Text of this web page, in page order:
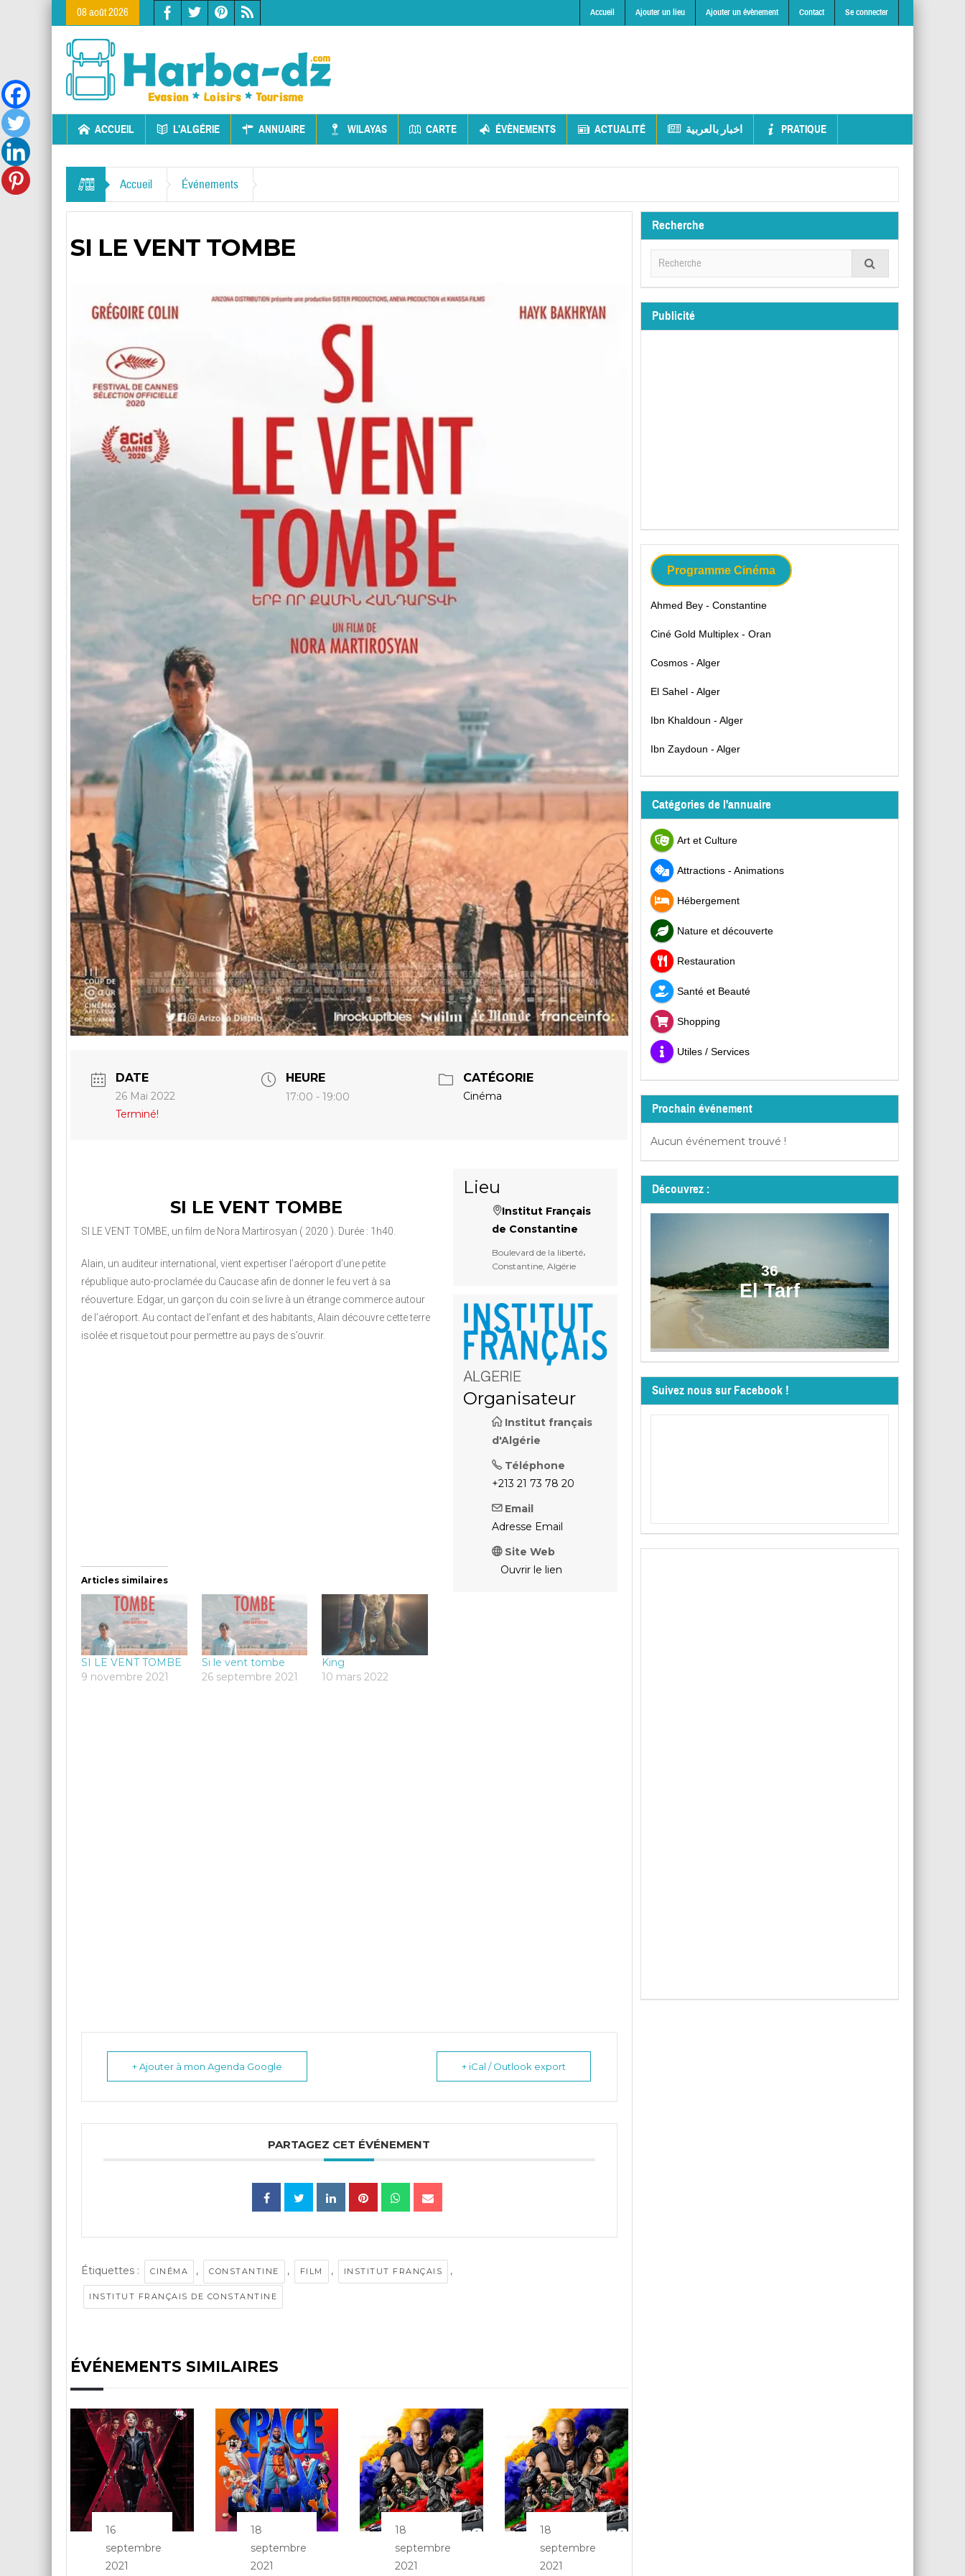
08 août 2026 Accueil Ajouter un lieu Ajouter un évènement Contact Se connecter
ACCUEIL L’ALGÉRIE ANNUAIRE WILAYAS CARTE ÉVÈNEMENTS ACTUALITÉ اخبار بالعربية PRATIQUE
Accueil Événements
SI LE VENT TOMBE
DATE
26 Mai 2022
Terminé!
HEURE
17:00 - 19:00
CATÉGORIE
Cinéma
SI LE VENT TOMBE
SI LE VENT TOMBE, un film de Nora Martirosyan ( 2020 ). Durée : 1h40.
Alain, un auditeur international, vient expertiser l’aéroport d’une petite
république auto-proclamée du Caucase afin de donner le feu vert à sa
réouverture. Edgar, un garçon du coin se livre à un étrange commerce autour
de l’aéroport. Au contact de l’enfant et des habitants, Alain découvre cette terre
isolée et risque tout pour permettre au pays de s’ouvrir.
Articles similaires
SI LE VENT TOMBE
9 novembre 2021
Si le vent tombe
26 septembre 2021
King
10 mars 2022
Lieu
Institut Français
de Constantine
Boulevard de la liberté،
Constantine, Algérie
Organisateur
Institut français
d'Algérie
Téléphone
+213 21 73 78 20
Email
Adresse Email
Site Web
Ouvrir le lien
+ Ajouter à mon Agenda Google + iCal / Outlook export
PARTAGEZ CET ÉVÉNEMENT
Étiquettes : CINÉMA , CONSTANTINE , FILM , INSTITUT FRANÇAIS ,
INSTITUT FRANÇAIS DE CONSTANTINE
ÉVÉNEMENTS SIMILAIRES
16
septembre
2021
18
septembre
2021
18
septembre
2021
18
septembre
2021
Recherche
Publicité
Programme Cinéma
Ahmed Bey - Constantine
Ciné Gold Multiplex - Oran
Cosmos - Alger
El Sahel - Alger
Ibn Khaldoun - Alger
Ibn Zaydoun - Alger
Catégories de l'annuaire
Art et Culture
Attractions - Animations
Hébergement
Nature et découverte
Restauration
Santé et Beauté
Shopping
Utiles / Services
Prochain événement
Aucun événement trouvé !
Découvrez :
36
El Tarf
Suivez nous sur Facebook !